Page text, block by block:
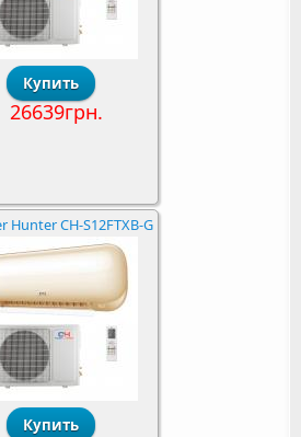
26639грн.
Hunter CH-S12FTXB-G